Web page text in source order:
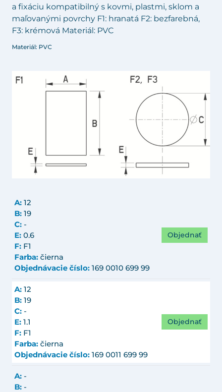
a fixáciu kompatibilný s kovmi, plastmi, sklom a
maľovanými povrchy F1: hranatá F2: bezfarebná,
F3: krémová Materiál: PVC
Materiál: PVC
A: 12
B: 19
C: -
E: 0.6
F: F1
Farba: čierna
Objednávacie číslo: 169 0010 699 99
Objednať
A: 12
B: 19
C: -
E: 1.1
F: F1
Farba: čierna
Objednávacie číslo: 169 0011 699 99
Objednať
A: -
B: -